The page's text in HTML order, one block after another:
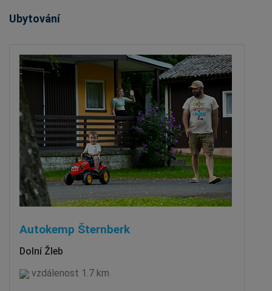
Ubytování
Autokemp Šternberk
Dolní Žleb
vzdálenost 1.7 km